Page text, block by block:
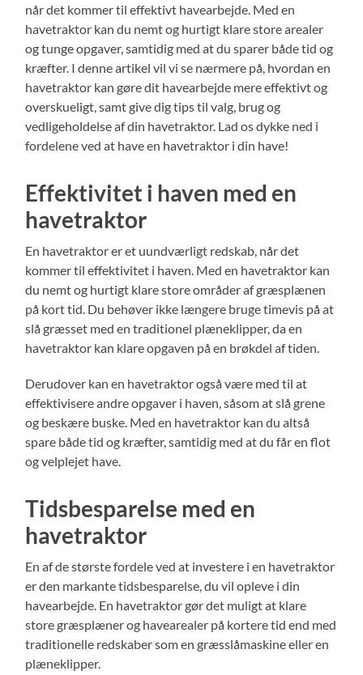
når det kommer til effektivt havearbejde. Med en
havetraktor kan du nemt og hurtigt klare store arealer
og tunge opgaver, samtidig med at du sparer både tid og
kræfter. I denne artikel vil vi se nærmere på, hvordan en
havetraktor kan gøre dit havearbejde mere effektivt og
overskueligt, samt give dig tips til valg, brug og
vedligeholdelse af din havetraktor. Lad os dykke ned i
fordelene ved at have en havetraktor i din have!
Effektivitet i haven med en
havetraktor
En havetraktor er et uundværligt redskab, når det
kommer til effektivitet i haven. Med en havetraktor kan
du nemt og hurtigt klare store områder af græsplænen
på kort tid. Du behøver ikke længere bruge timevis på at
slå græsset med en traditionel plæneklipper, da en
havetraktor kan klare opgaven på en brøkdel af tiden.
Derudover kan en havetraktor også være med til at
effektivisere andre opgaver i haven, såsom at slå grene
og beskære buske. Med en havetraktor kan du altså
spare både tid og kræfter, samtidig med at du får en flot
og velplejet have.
Tidsbesparelse med en
havetraktor
En af de største fordele ved at investere i en havetraktor
er den markante tidsbesparelse, du vil opleve i din
havearbejde. En havetraktor gør det muligt at klare
store græsplæner og havearealer på kortere tid end med
traditionelle redskaber som en græsslåmaskine eller en
plæneklipper.